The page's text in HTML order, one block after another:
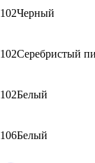
102Черный
102Серебристый
102Белый
106Белый